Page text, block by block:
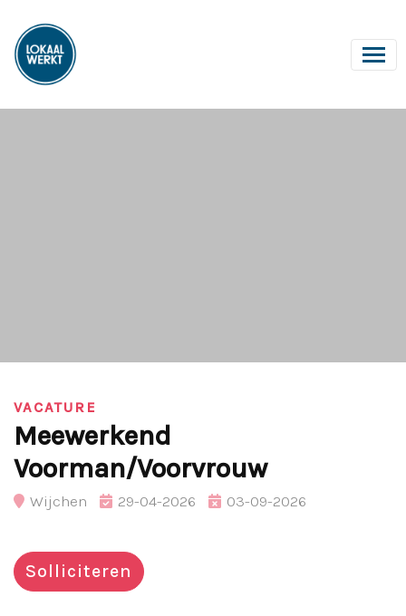
VACATURE
Meewerkend
Voorman/Voorvrouw
Wijchen 29-04-2026 03-09-2026
Solliciteren